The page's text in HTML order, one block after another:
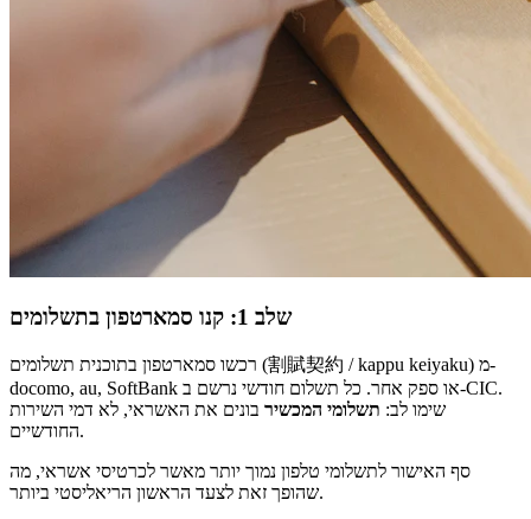
שלב 1: קנו סמארטפון בתשלומים
רכשו סמארטפון בתוכנית תשלומים (割賦契約 / kappu keiyaku) מ-
docomo, au, SoftBank או ספק אחר. כל תשלום חודשי נרשם ב-CIC.
שימו לב: תשלומי המכשיר בונים את האשראי, לא דמי השירות
החודשיים.
סף האישור לתשלומי טלפון נמוך יותר מאשר לכרטיסי אשראי, מה
שהופך זאת לצעד הראשון הריאליסטי ביותר.